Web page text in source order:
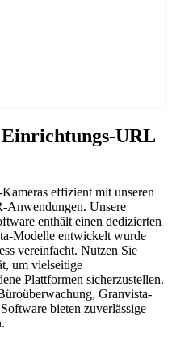
URL
effizient mit unseren
Anwendungen. Unsere
enthält einen dedizierten
Modelle entwickelt wurde
vereinfacht. Nutzen Sie
um vielseitige
Plattformen sicherzustellen.
Granvista-
bieten zuverlässige